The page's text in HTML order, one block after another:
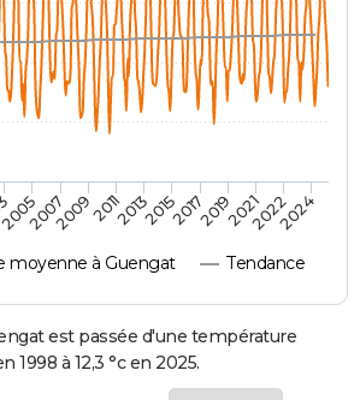
moyenne à Guengat Tendance
2007200920112013201520172019202120222024
est passée d'une température
1998 à 12,3 °c en 2025.